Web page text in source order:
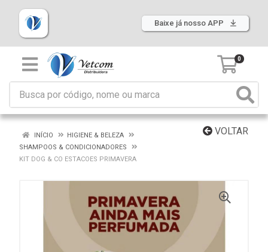
Baixe já nosso APP
0
VOLTAR
INÍCIO
HIGIENE & BELEZA
SHAMPOOS & CONDICIONADORES
KIT DOG & CO ESTACOES PRIMAVERA